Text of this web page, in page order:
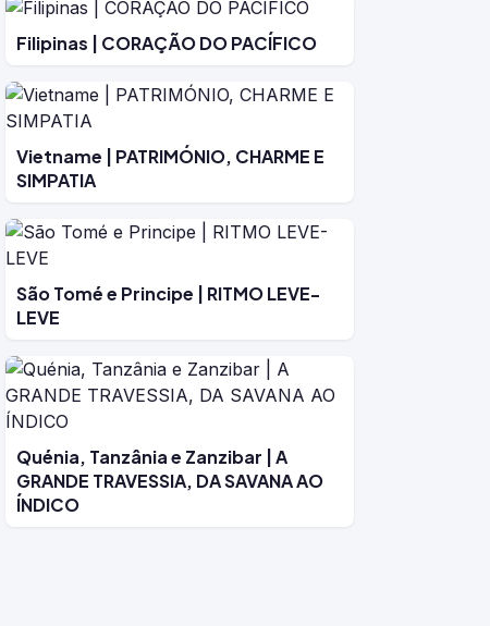
Filipinas | CORAÇÃO DO PACÍFICO
Vietname | PATRIMÓNIO, CHARME E
SIMPATIA
São Tomé e Principe | RITMO LEVE-
LEVE
Quénia, Tanzânia e Zanzibar | A
GRANDE TRAVESSIA, DA SAVANA AO
ÍNDICO